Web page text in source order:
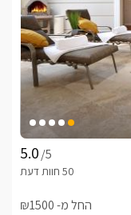
/5
החל מ- ₪1500